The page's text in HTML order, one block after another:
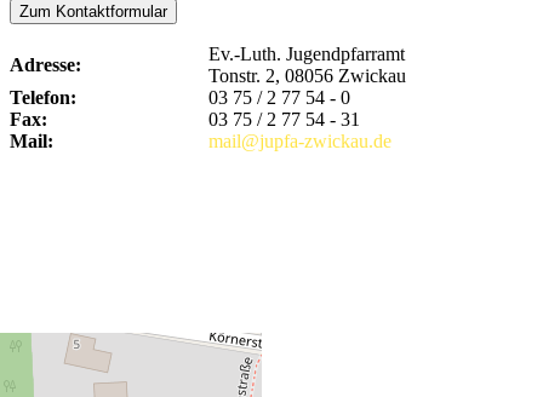
Zum Kontaktformular
Adresse:
Ev.-Luth. Jugendpfarramt
Tonstr. 2, 08056 Zwickau
Telefon:
03 75 / 2 77 54 - 0
Fax:
03 75 / 2 77 54 - 31
Mail:
mail@jupfa-zwickau.de